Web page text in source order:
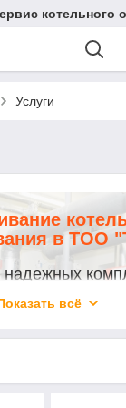
котельного
Услуги
в ТОО
надежных
Гарантируем
услуги и
всё